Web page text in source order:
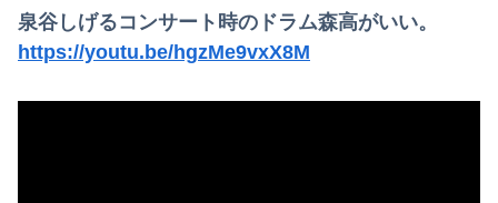
泉谷しげるコンサート時のドラム森高がいい。
https://youtu.be/hgzMe9vxX8M